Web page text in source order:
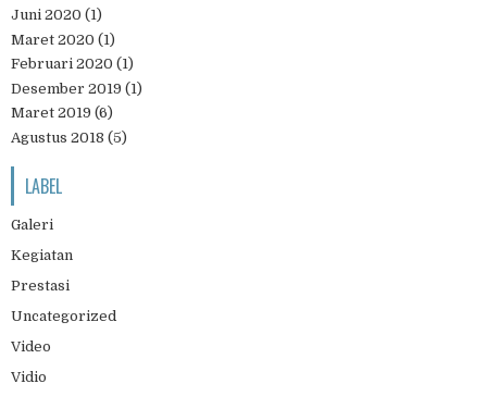
Juni 2020 (1)
Maret 2020 (1)
Februari 2020 (1)
Desember 2019 (1)
Maret 2019 (6)
Agustus 2018 (5)
LABEL
Galeri
Kegiatan
Prestasi
Uncategorized
Video
Vidio